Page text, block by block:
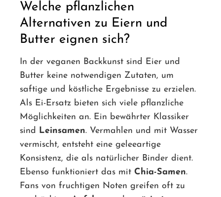
Welche pflanzlichen
Alternativen zu Eiern und
Butter eignen sich?
In der veganen Backkunst sind Eier und
Butter keine notwendigen Zutaten, um
saftige und köstliche Ergebnisse zu erzielen.
Als Ei-Ersatz bieten sich viele pflanzliche
Möglichkeiten an. Ein bewährter Klassiker
sind Leinsamen. Vermahlen und mit Wasser
vermischt, entsteht eine geleeartige
Konsistenz, die als natürlicher Binder dient.
Ebenso funktioniert das mit Chia-Samen.
Fans von fruchtigen Noten greifen oft zu